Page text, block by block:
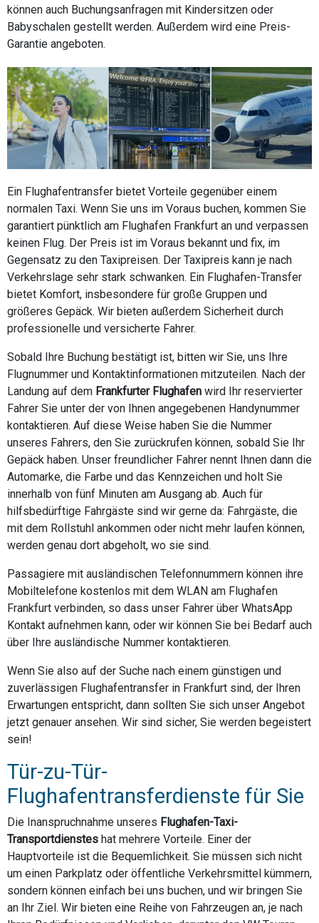
können auch Buchungsanfragen mit Kindersitzen oder
Babyschalen gestellt werden. Außerdem wird eine Preis-
Garantie angeboten.
Ein Flughafentransfer bietet Vorteile gegenüber einem
normalen Taxi. Wenn Sie uns im Voraus buchen, kommen Sie
garantiert pünktlich am Flughafen Frankfurt an und verpassen
keinen Flug. Der Preis ist im Voraus bekannt und fix, im
Gegensatz zu den Taxipreisen. Der Taxipreis kann je nach
Verkehrslage sehr stark schwanken. Ein Flughafen-Transfer
bietet Komfort, insbesondere für große Gruppen und
größeres Gepäck. Wir bieten außerdem Sicherheit durch
professionelle und versicherte Fahrer.
Sobald Ihre Buchung bestätigt ist, bitten wir Sie, uns Ihre
Flugnummer und Kontaktinformationen mitzuteilen. Nach der
Landung auf dem Frankfurter Flughafen wird Ihr reservierter
Fahrer Sie unter der von Ihnen angegebenen Handynummer
kontaktieren. Auf diese Weise haben Sie die Nummer
unseres Fahrers, den Sie zurückrufen können, sobald Sie Ihr
Gepäck haben. Unser freundlicher Fahrer nennt Ihnen dann die
Automarke, die Farbe und das Kennzeichen und holt Sie
innerhalb von fünf Minuten am Ausgang ab. Auch für
hilfsbedürftige Fahrgäste sind wir gerne da: Fahrgäste, die
mit dem Rollstuhl ankommen oder nicht mehr laufen können,
werden genau dort abgeholt, wo sie sind.
Passagiere mit ausländischen Telefonnummern können ihre
Mobiltelefone kostenlos mit dem WLAN am Flughafen
Frankfurt verbinden, so dass unser Fahrer über WhatsApp
Kontakt aufnehmen kann, oder wir können Sie bei Bedarf auch
über Ihre ausländische Nummer kontaktieren.
Wenn Sie also auf der Suche nach einem günstigen und
zuverlässigen Flughafentransfer in Frankfurt sind, der Ihren
Erwartungen entspricht, dann sollten Sie sich unser Angebot
jetzt genauer ansehen. Wir sind sicher, Sie werden begeistert
sein!
Tür-zu-Tür-
Flughafentransferdienste für Sie
Die Inanspruchnahme unseres Flughafen-Taxi-
Transportdienstes hat mehrere Vorteile. Einer der
Hauptvorteile ist die Bequemlichkeit. Sie müssen sich nicht
um einen Parkplatz oder öffentliche Verkehrsmittel kümmern,
sondern können einfach bei uns buchen, und wir bringen Sie
an Ihr Ziel. Wir bieten eine Reihe von Fahrzeugen an, je nach